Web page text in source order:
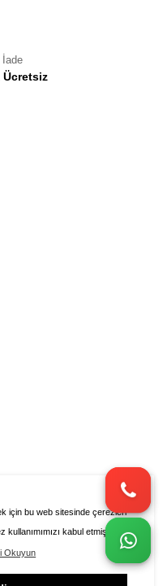
için bu web sitesinde çerezleri
kabul etmiş
Okuyun
İade
Ücretsiz